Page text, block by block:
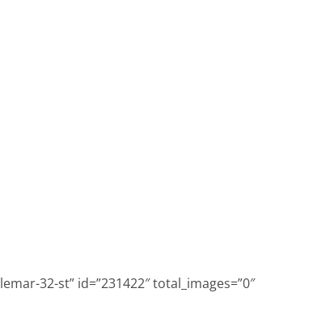
32-st” id=”231422″ total_images=”0″